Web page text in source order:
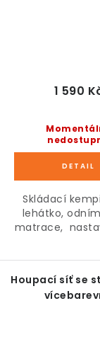
1 590
Skládací
lehátko,
matrace,
Houpací síť se